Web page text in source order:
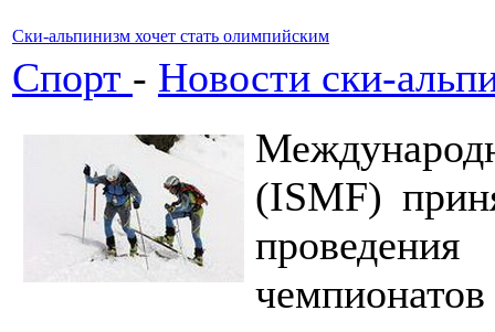
Ски-альпинизм хочет стать олимпийским
Спорт - Новости ски-
(ISMF)